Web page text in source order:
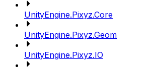
UnityEngine.Pixyz.Core
UnityEngine.Pixyz.Geom
UnityEngine.Pixyz.IO